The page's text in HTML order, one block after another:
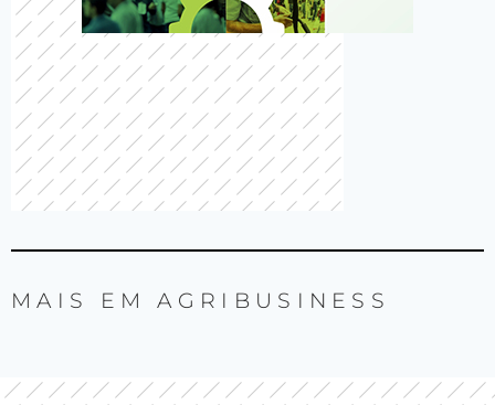
MAIS EMAGRIBUSINESS